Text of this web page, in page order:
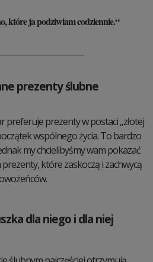
które ja podziwiam codziennie.“
prezenty ślubne
preferuje prezenty w postaci „złotej
wspólnego życia. To bardzo
my chcielibyśmy wam pokazać
które zaskoczą i zachwycą
dla niego i dla niej